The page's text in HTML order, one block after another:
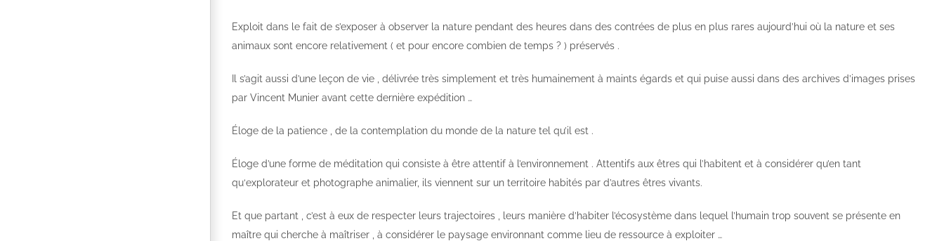
Exploit dans le fait de s’exposer à observer la nature pendant des heures dans des contrées de plus en plus rares aujourd’hui où la nature et ses
animaux sont encore relativement ( et pour encore combien de temps ? ) préservés .
Il s’agit aussi d’une leçon de vie , délivrée très simplement et très humainement à maints égards et qui puise aussi dans des archives d’images prises
par Vincent Munier avant cette dernière expédition …
Éloge de la patience , de la contemplation du monde de la nature tel qu’il est .
Éloge d’une forme de méditation qui consiste à être attentif à l’environnement . Attentifs aux êtres qui l’habitent et à considérer qu’en tant
qu‘explorateur et photographe animalier, ils viennent sur un territoire habités par d’autres êtres vivants.
Et que partant , c’est à eux de respecter leurs trajectoires , leurs manière d’habiter l’écosystème dans lequel l’humain trop souvent se présente en
maître qui cherche à maîtriser , à considérer le paysage environnant comme lieu de ressource à exploiter …